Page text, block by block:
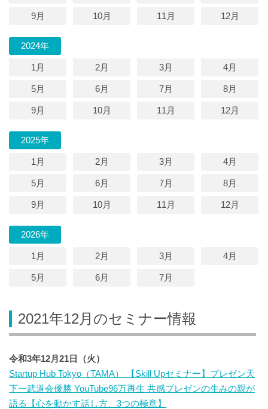
9月 10月 11月 12月
2024年
1月 2月 3月 4月
5月 6月 7月 8月
9月 10月 11月 12月
2025年
1月 2月 3月 4月
5月 6月 7月 8月
9月 10月 11月 12月
2026年
1月 2月 3月 4月
5月 6月 7月
2021年12月のセミナー情報
令和3年12月21日（火）
Startup Hub Tokyo（TAMA） 【Skill Upセミナー】プレゼン天
下一武道会優勝 YouTube96万再生 共感プレゼンの生みの親が
語る【心を動かす話し方、3つの極意】